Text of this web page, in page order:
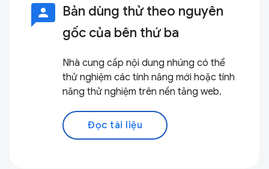
3p Bản dùng thử theo nguyên
gốc của bên thứ ba
Nhà cung cấp nội dung nhúng có thể
thử nghiệm các tính năng mới hoặc tính
năng thử nghiệm trên nền tảng web.
Đọc tài liệu